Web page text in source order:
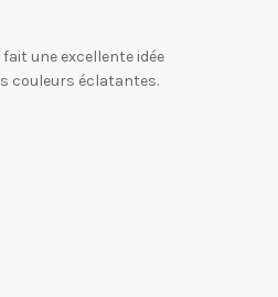
fait une excellente idée
couleurs éclatantes.